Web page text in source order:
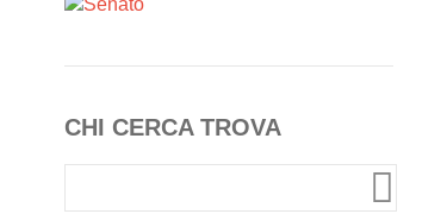
CHI CERCA TROVA